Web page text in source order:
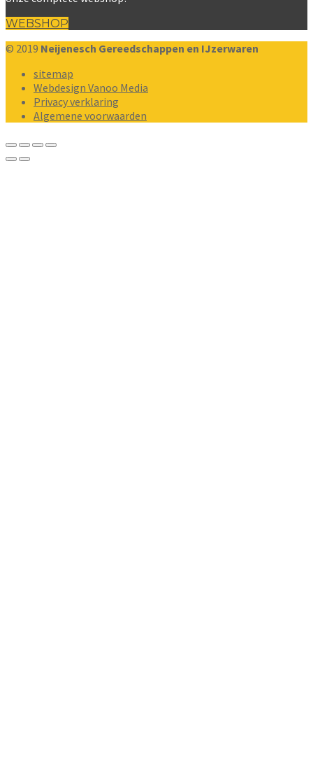
WEBSHOP
© 2019 Neijenesch Gereedschappen en IJzerwaren
sitemap
Webdesign Vanoo Media
Privacy verklaring
Algemene voorwaarden